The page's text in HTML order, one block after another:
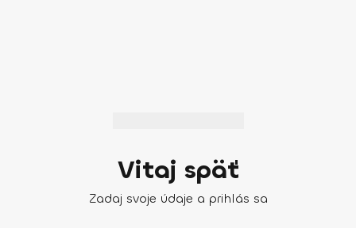
Vitaj späť
Zadaj svoje údaje a prihlás sa